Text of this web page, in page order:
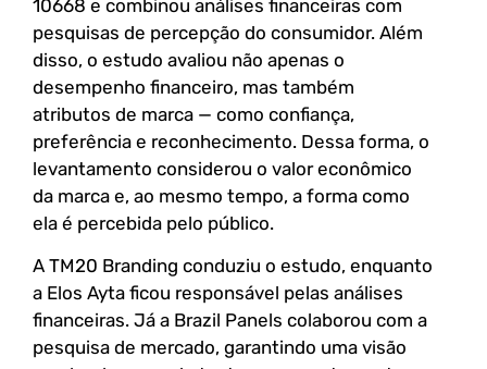
10668 e combinou análises financeiras com
pesquisas de percepção do consumidor. Além
disso, o estudo avaliou não apenas o
desempenho financeiro, mas também
atributos de marca — como confiança,
preferência e reconhecimento. Dessa forma, o
levantamento considerou o valor econômico
da marca e, ao mesmo tempo, a forma como
ela é percebida pelo público.
A TM20 Branding conduziu o estudo, enquanto
a Elos Ayta ficou responsável pelas análises
financeiras. Já a Brazil Panels colaborou com a
pesquisa de mercado, garantindo uma visão